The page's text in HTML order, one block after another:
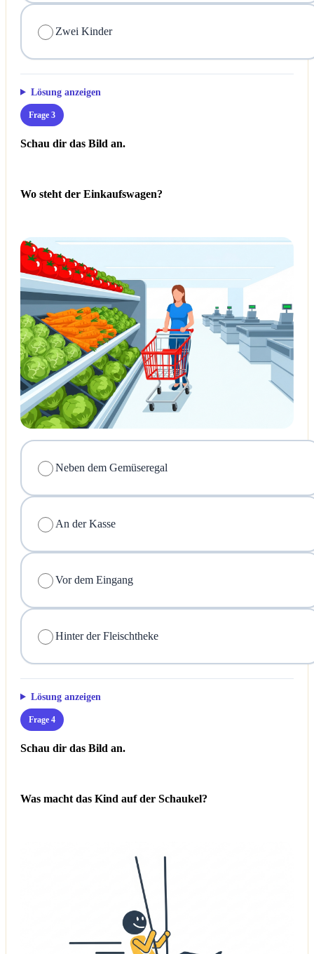
Zwei Kinder
Lösung anzeigen
Frage 3
Schau dir das Bild an.
Wo steht der Einkaufswagen?
Neben dem Gemüseregal
An der Kasse
Vor dem Eingang
Hinter der Fleischtheke
Lösung anzeigen
Frage 4
Schau dir das Bild an.
Was macht das Kind auf der Schaukel?